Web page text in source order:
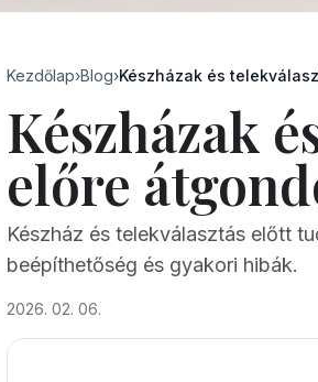
Kezdőlap›Blog›Készházak és
Készházak
előre
Készház és telekválasztás előtt
beépíthetőség és gyakori hibák.
2026. 02. 06.